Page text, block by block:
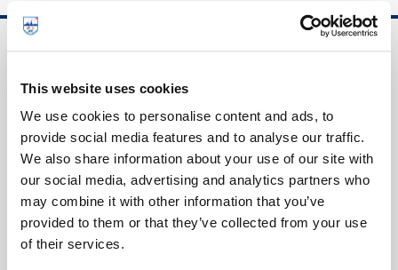
This website uses cookies
We use cookies to personalise content and ads, to
provide social media features and to analyse our traffic.
We also share information about your use of our site with
our social media, advertising and analytics partners who
may combine it with other information that you’ve
provided to them or that they’ve collected from your use
of their services.
役員一覧・組織図
数字で見るJCC
理事会議事録・事業報告書
JCCガイド
会員企業検索